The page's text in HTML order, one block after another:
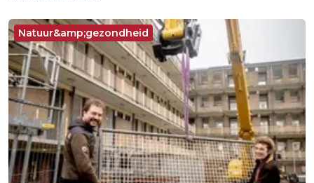
Natuur&amp;gezondheid